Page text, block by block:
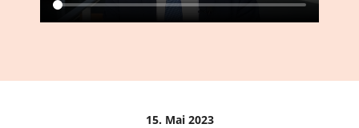
15. Mai 2023